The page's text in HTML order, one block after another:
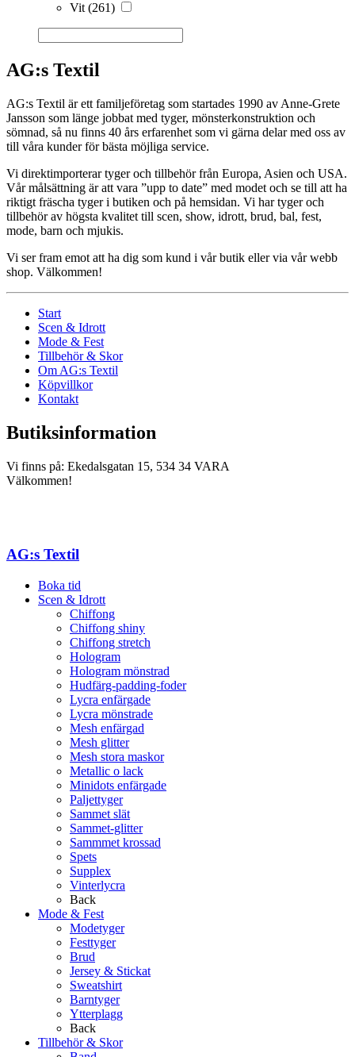
Vit (261)
AG:s Textil
AG:s Textil är ett familjeföretag som startades 1990 av Anne-Grete
Jansson som länge jobbat med tyger, mönsterkonstruktion och
sömnad, så nu finns 40 års erfarenhet som vi gärna delar med oss av
till våra kunder för bästa möjliga service.
Vi direktimporterar tyger och tillbehör från Europa, Asien och USA.
Vår målsättning är att vara ”upp to date” med modet och se till att ha
riktigt fräscha tyger i butiken och på hemsidan. Vi har tyger och
tillbehör av högsta kvalitet till scen, show, idrott, brud, bal, fest,
mode, barn och mjukis.
Vi ser fram emot att ha dig som kund i vår butik eller via vår webb
shop. Välkommen!
Start
Scen & Idrott
Mode & Fest
Tillbehör & Skor
Om AG:s Textil
Köpvillkor
Kontakt
Butiksinformation
Vi finns på: Ekedalsgatan 15, 534 34 VARA
Välkommen!
AG:s Textil
Boka tid
Scen & Idrott
Chiffong
Chiffong shiny
Chiffong stretch
Hologram
Hologram mönstrad
Hudfärg-padding-foder
Lycra enfärgade
Lycra mönstrade
Mesh enfärgad
Mesh glitter
Mesh stora maskor
Metallic o lack
Minidots enfärgade
Paljettyger
Sammet slät
Sammet-glitter
Sammmet krossad
Spets
Supplex
Vinterlycra
Back
Mode & Fest
Modetyger
Festtyger
Brud
Jersey & Stickat
Sweatshirt
Barntyger
Ytterplagg
Back
Tillbehör & Skor